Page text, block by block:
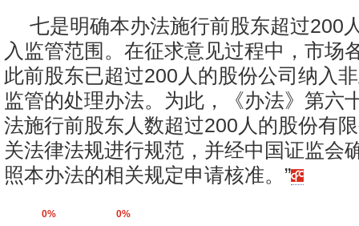
七是明确本办法施行前股东超过200
入监管范围。在征求意见过程中，市场
此前股东已超过200人的股份公司纳入
监管的处理办法。为此，《办法》第六
法施行前股东人数超过200人的股份有
关法律法规进行规范，并经中国证监会
照本办法的相关规定申请核准。”
0% 0%